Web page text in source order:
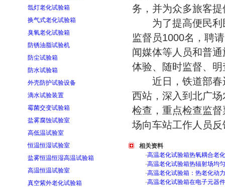
氙灯老化试验箱
换气式老化试验箱
臭氧老化试验箱
防锈油脂试验机
防尘试验箱
防水试验箱
外壳防护试验设备
滴水试验装置
霉菌交变试验箱
盐雾腐蚀试验室
高低温试验室
恒温恒湿试验室
盐雾恒温恒湿高温试验箱
高温恒温试验室
真空紫外老化试验箱
务，并为众多旅客
为了提高便民利
监督员1000名，聘
闻媒体等人员和普
体验、随时监督、
近日，铁道部春
西站，深入到北广
检查，重点检查监
场向车站工作人员
相关资料
·高温老化试验箱热氧耦合老
·高温老化试验箱热辐射场均
·高温老化试验箱：热老化动
·高温老化试验箱在电子元器